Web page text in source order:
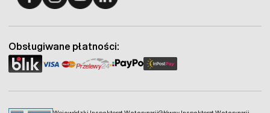
Obsługiwane płatności: